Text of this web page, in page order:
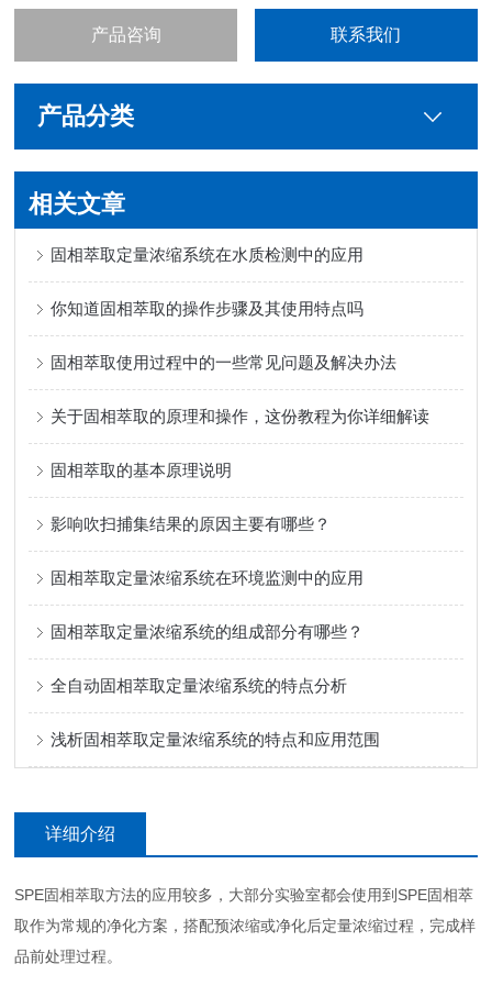
产品咨询 联系我们
产品分类
相关文章
固相萃取定量浓缩系统在水质检测中的应用
你知道固相萃取的操作步骤及其使用特点吗
固相萃取使用过程中的一些常见问题及解决办法
关于固相萃取的原理和操作，这份教程为你详细解读
固相萃取的基本原理说明
影响吹扫捕集结果的原因主要有哪些？
固相萃取定量浓缩系统在环境监测中的应用
固相萃取定量浓缩系统的组成部分有哪些？
全自动固相萃取定量浓缩系统的特点分析
浅析固相萃取定量浓缩系统的特点和应用范围
详细介绍
SPE固相萃取方法的应用较多，大部分实验室都会使用到SPE固相萃
取作为常规的净化方案，搭配预浓缩或净化后定量浓缩过程，完成样
品前处理过程。